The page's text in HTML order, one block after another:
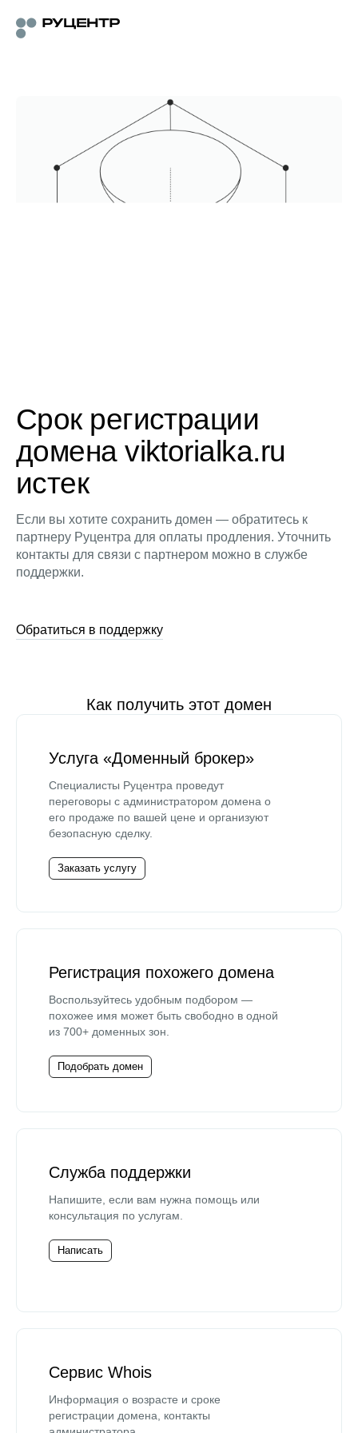
Срок регистрации
домена viktorialka.ru
истек
Если вы хотите сохранить домен — обратитесь к
партнеру Руцентра для оплаты продления. Уточнить
контакты для связи с партнером можно в службе
поддержки.
Обратиться в поддержку
Как получить этот домен
Услуга «Доменный брокер»
Специалисты Руцентра проведут
переговоры с администратором домена о
его продаже по вашей цене и организуют
безопасную сделку.
Заказать услугу
Регистрация похожего домена
Воспользуйтесь удобным подбором —
похожее имя может быть свободно в одной
из 700+ доменных зон.
Подобрать домен
Служба поддержки
Напишите, если вам нужна помощь или
консультация по услугам.
Написать
Сервис Whois
Информация о возрасте и сроке
регистрации домена, контакты